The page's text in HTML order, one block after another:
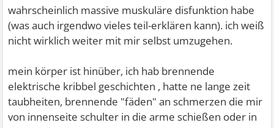
wahrscheinlich massive muskuläre disfunktion habe
(was auch irgendwo vieles teil-erklären kann). ich weiß
nicht wirklich weiter mit mir selbst umzugehen.
mein körper ist hinüber, ich hab brennende
elektrische kribbel geschichten , hatte ne lange zeit
taubheiten, brennende "fäden" an schmerzen die mir
von innenseite schulter in die arme schießen oder in